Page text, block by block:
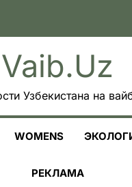
Vaib.uz
Узбекистана на
WOMENS
РЕКЛАМА